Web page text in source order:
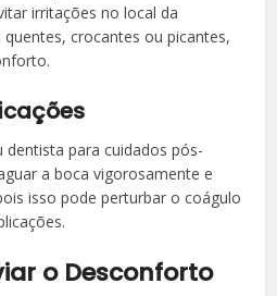
irritações no local da
crocantes ou picantes,
dentista para cuidados pós-
a boca vigorosamente e
isso pode perturbar o coágulo
o Desconforto